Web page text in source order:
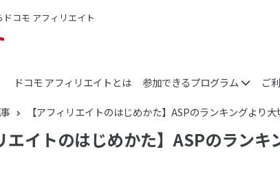
コモ アフィリエイト
ドコモ アフィリエイトとは 参加できるプログラム ご
【アフィリエイトのはじめかた】ASPのランキングより
エイトのはじめかた】ASPのラン